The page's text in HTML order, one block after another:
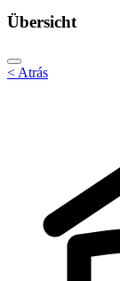
Übersicht
< Atrás